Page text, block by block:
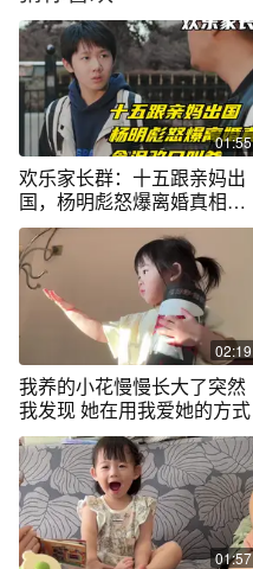
01:55
欢乐家长群：十五跟亲妈出
国，杨明彪怒爆离婚真相，
含泪改口叫爸
02:19
我养的小花慢慢长大了突然
我发现 她在用我爱她的方式
01:57